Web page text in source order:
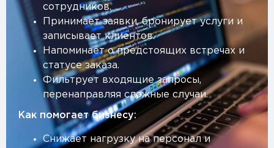
сотрудников.
Принимает заявки, бронирует услуги и
записывает клиентов.
Напоминает о предстоящих встречах и
статусе заказа.
Фильтрует входящие запросы,
перенаправляя сложные случаи.
Как помогает бизнесу:
Снижает нагрузку на персонал и